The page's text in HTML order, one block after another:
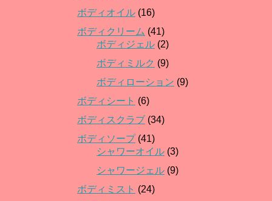
ボディオイル (16)
ボディクリーム (41)
ボディジェル (2)
ボディミルク (9)
ボディローション (9)
ボディシート (6)
ボディスクラブ (34)
ボディソープ(41)
シャワーオイル (3)
シャワージェル (9)
ボディミスト (24)